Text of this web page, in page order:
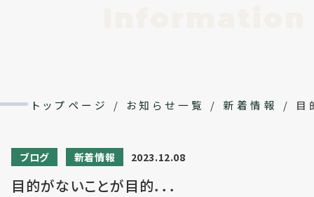
会社概要
トップページ / お知らせ一覧 / 新着情報 / 目
ブログ 新着情報 2023.12.08
目的がないことが目的．．．